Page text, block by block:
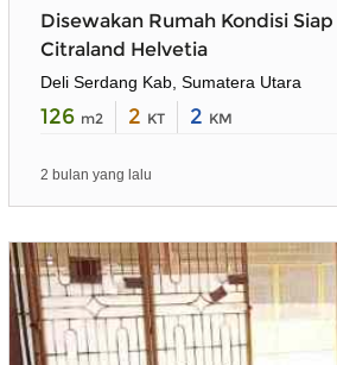
Disewakan Rumah Kondisi
Citraland Helvetia
Deli Serdang Kab, Sumatera Utara
126 m2 2 KT 2 KM
2 bulan yang lalu